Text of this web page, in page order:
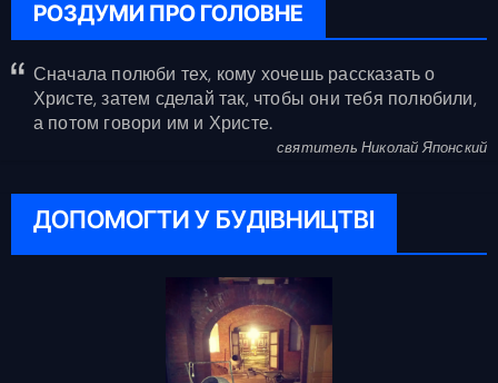
РОЗДУМИ ПРО ГОЛОВНЕ
Сначала полюби тех, кому хочешь рассказать о
Христе, затем сделай так, чтобы они тебя полюбили,
а потом говори им и Христе.
святитель Николай Японский
ДОПОМОГТИ У БУДІВНИЦТВІ